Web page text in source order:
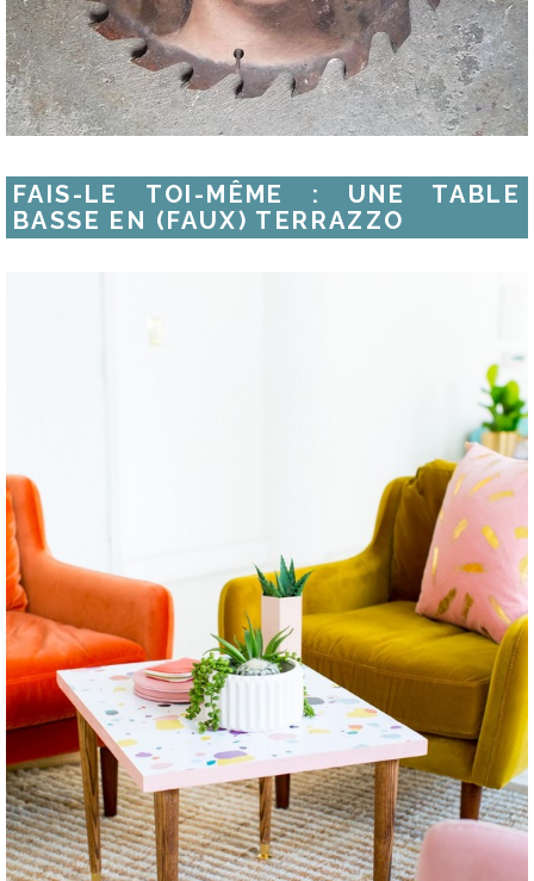
FAIS-LE TOI-MÊME : UNE TABLE
BASSE EN (FAUX) TERRAZZO